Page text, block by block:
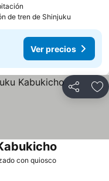
de tren de Shinjuku
Ver precios
Compartir
con quiosco